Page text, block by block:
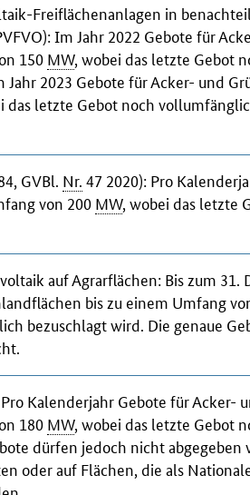
Freiflächenanlagen in
: Im Jahr 2022 Gebote für
150 MW, wobei das letzte Gebot
2023 Gebote für Acker- und
das letzte Gebot noch
GVBl. Nr. 47 2020): Pro
von 200 MW, wobei das letzte
auf Agrarflächen: Bis zum 31.
bis zu einem Umfang
bezuschlagt wird. Die genaue
Kalenderjahr Gebote für Acker-
180 MW, wobei das letzte Gebot
dürfen jedoch nicht abgegeben
oder auf Flächen, die als